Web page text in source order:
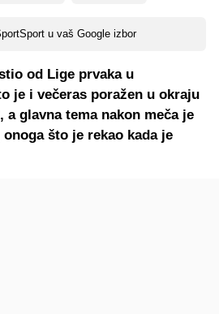
u vaš Google izbor
od Lige prvaka u
je i večeras poražen u okraju
a glavna tema nakon meča je
što je rekao kada je